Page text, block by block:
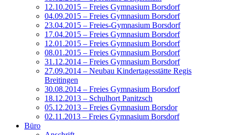
12.10.2015 – Freies Gymnasium Borsdorf
04.09.2015 – Freies Gymnasium Borsdorf
23.04.2015 – Freies-Gymnasium Borsdorf
17.04.2015 – Freies Gymnasium Borsdorf
12.01.2015 – Freies Gymnasium Borsdorf
08.01.2015 – Freies Gymnasium Borsdorf
31.12.2014 – Freies Gymnasium Borsdorf
27.09.2014 – Neubau Kindertagesstätte Regis
Breitingen
30.08.2014 – Freies Gymnasium Borsdorf
18.12.2013 – Schulhort Panitzsch
05.12.2013 – Freies Gymnasium Borsdor
02.11.2013 – Freies Gymnasium Borsdorf
Büro